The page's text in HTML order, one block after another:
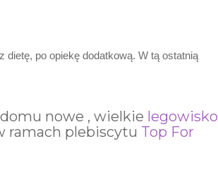
dietę, po opiekę dodatkową. W tą ostatnią
nowe , wielkie legowisko
ramach plebiscytu Top For